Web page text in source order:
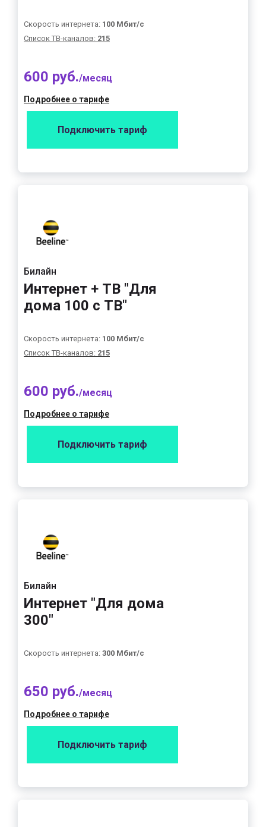
Скорость интернета: 100 Мбит/с
Список ТВ-каналов: 215
600 руб./месяц
Подробнее о тарифе
Подключить тариф
Билайн
Интернет + ТВ "Для
дома 100 с ТВ"
Скорость интернета: 100 Мбит/с
Список ТВ-каналов: 215
600 руб./месяц
Подробнее о тарифе
Подключить тариф
Билайн
Интернет "Для дома
300"
Скорость интернета: 300 Мбит/с
650 руб./месяц
Подробнее о тарифе
Подключить тариф